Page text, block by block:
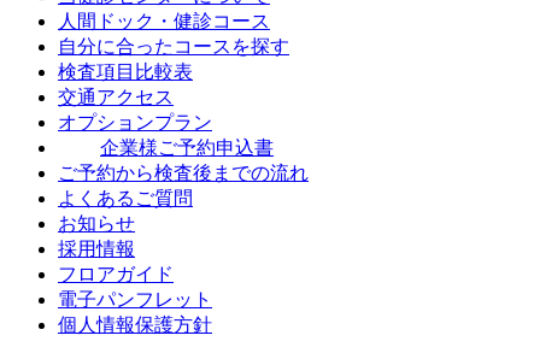
人間ドック・健診コース
自分に合ったコースを探す
検査項目比較表
交通アクセス
オプションプラン
企業様ご予約申込書
ご予約から検査後までの流れ
よくあるご質問
お知らせ
採用情報
フロアガイド
電子パンフレット
個人情報保護方針